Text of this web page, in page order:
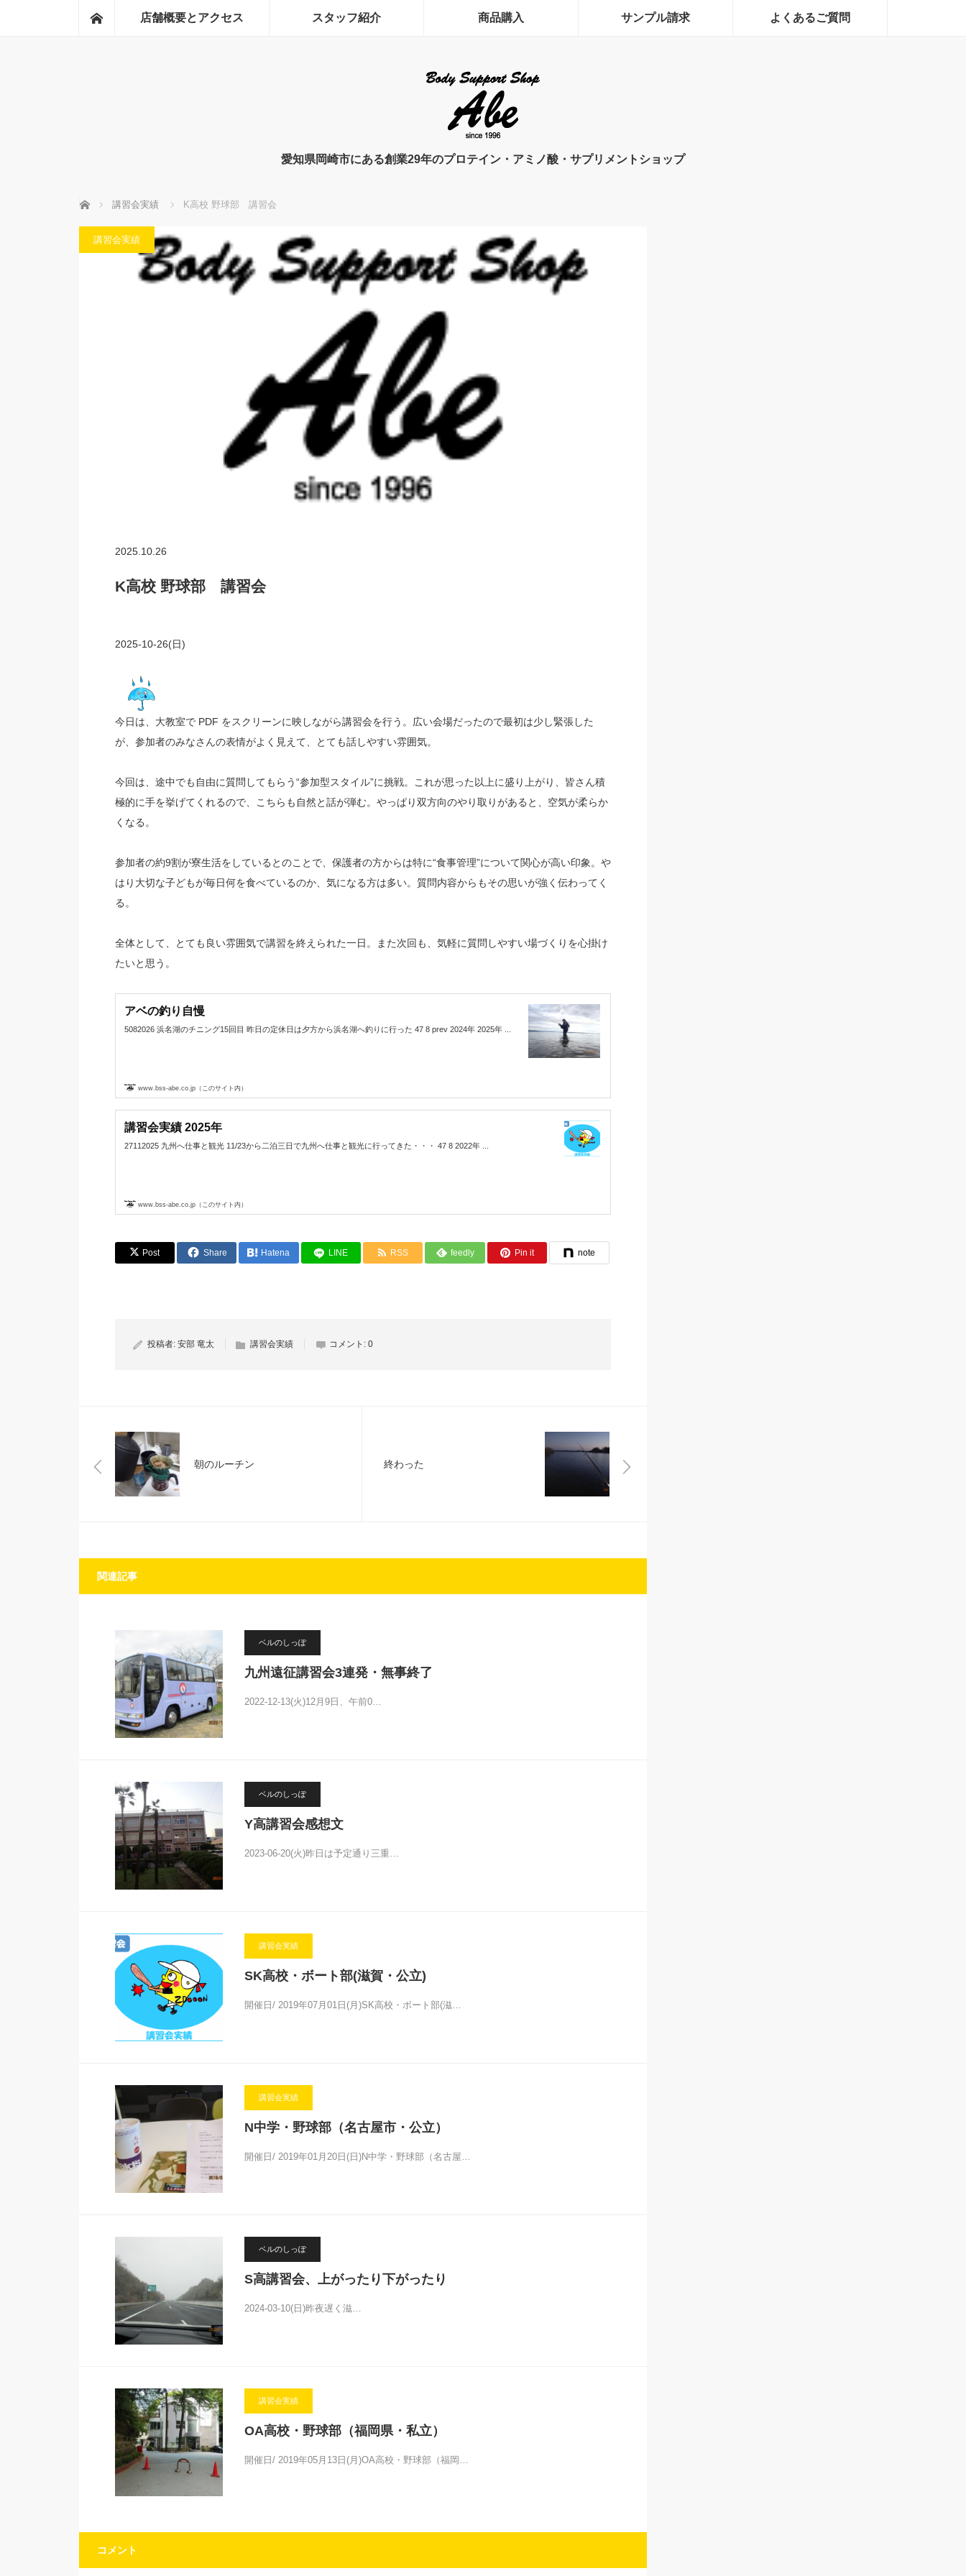
ホーム店舗概要とアクセス スタッフ紹介 商品購入 サンプル請求 よくあるご質問
愛知県岡崎市にある創業29年のプロテイン・アミノ酸・サプリメントショップ
ホーム 講習会実績 K高校 野球部 講習会
講習会実績
2025.10.26
K高校 野球部 講習会
2025-10-26(日)
今日は、大教室で PDF をスクリーンに映しながら講習会を行う。広い会場だったので最初は少し緊張した
が、参加者のみなさんの表情がよく見えて、とても話しやすい雰囲気。
今回は、途中でも自由に質問してもらう“参加型スタイル”に挑戦。これが思った以上に盛り上がり、皆さん積
極的に手を挙げてくれるので、こちらも自然と話が弾む。やっぱり双方向のやり取りがあると、空気が柔らか
くなる。
参加者の約9割が寮生活をしているとのことで、保護者の方からは特に“食事管理”について関心が高い印象。や
はり大切な子どもが毎日何を食べているのか、気になる方は多い。質問内容からもその思いが強く伝わってく
る。
全体として、とても良い雰囲気で講習を終えられた一日。また次回も、気軽に質問しやすい場づくりを心掛け
たいと思う。
アベの釣り自慢
5082026 浜名湖のチニング15回目 昨日の定休日は夕方から浜名湖へ釣りに行った 47 8 prev 2024年 2025年 ...
www.bss-abe.co.jp（このサイト内）
講習会実績 2025年
27112025 九州へ仕事と観光 11/23から二泊三日で九州へ仕事と観光に行ってきた・・・ 47 8 2022年 ...
www.bss-abe.co.jp（このサイト内）
Post Share Hatena LINE RSS feedly Pin it note
投稿者: 安部 竜太 講習会実績 コメント: 0
朝のルーチン 終わった
関連記事
ベルのしっぽ
九州遠征講習会3連発・無事終了
2022-12-13(火)12月9日、午前0…
ベルのしっぽ
Y高講習会感想文
2023-06-20(火)昨日は予定通り三重…
講習会実績
SK高校・ボート部(滋賀・公立)
開催日/ 2019年07月01日(月)SK高校・ボート部(滋…
講習会実績
N中学・野球部（名古屋市・公立）
開催日/ 2019年01月20日(日)N中学・野球部（名古屋…
ベルのしっぽ
S高講習会、上がったり下がったり
2024-03-10(日)昨夜遅く滋…
講習会実績
OA高校・野球部（福岡県・私立）
開催日/ 2019年05月13日(月)OA高校・野球部（福岡…
コメント